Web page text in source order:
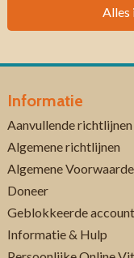
Alles
Informatie
Aanvullende
Algemene richtlijnen
Algemene
Doneer
Geblokkeerde
Informatie & Hulp